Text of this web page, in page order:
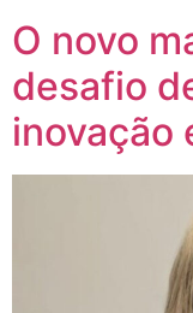
O novo
desafio
inovação